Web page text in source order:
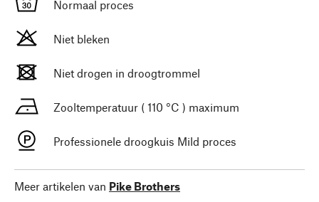
Normaal proces
Niet bleken
Niet drogen in droogtrommel
Zooltemperatuur ( 110 °C ) maximum
Professionele droogkuis Mild proces
Meer artikelen van Pike Brothers